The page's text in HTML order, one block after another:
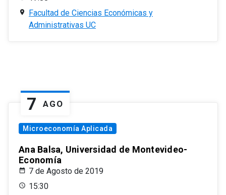
Facultad de Ciencias Económicas y
Administrativas UC
7 AGO
Microeconomía Aplicada
Ana Balsa, Universidad de Montevideo-
Economía
7 de Agosto de 2019
15:30